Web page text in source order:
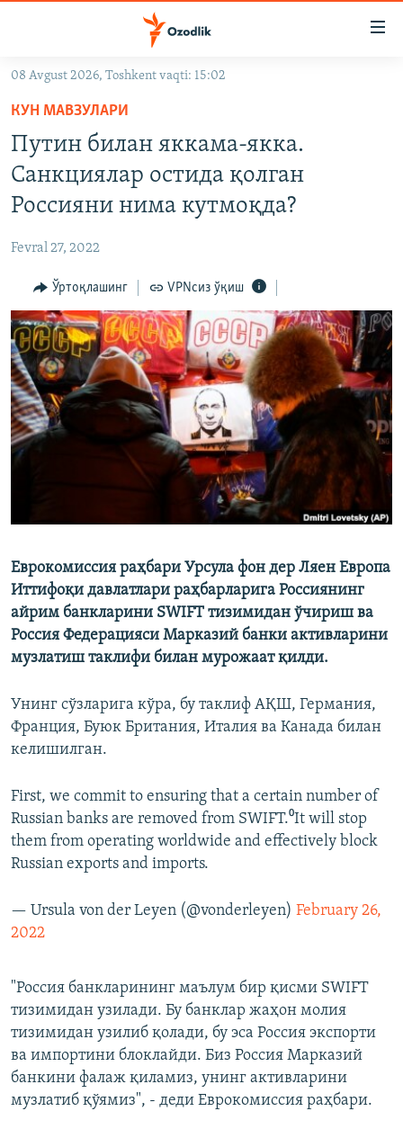
Асосий
навигацияга
ўтинг
Қидиришга
ўтинг
OZODVIDEO
OZODARXIV
На русском
ИЖТИМОИЙ ТАРМОҚЛАР
Озодлик бошқа тилларда
08 Avgust 2026, Toshkent vaqti: 15:02
КУН МАВЗУЛАРИ
Путин билан яккама-якка.
Санкциялар остида қолган
Россияни нима кутмоқда?
Fevral 27, 2022
Ўртоқлашинг VPNсиз ўқиш
Еврокомиссия раҳбари Урсула фон дер Ляен Европа
Иттифоқи давлатлари раҳбарларига Россиянинг
айрим банкларини SWIFT тизимидан ўчириш ва
Россия Федерацияси Марказий банки активларини
музлатиш таклифи билан мурожаат қилди.
Унинг сўзларига кўра, бу таклиф АҚШ, Германия,
Франция, Буюк Британия, Италия ва Канада билан
келишилган.
First, we commit to ensuring that a certain number of
Russian banks are removed from SWIFT.⁰It will stop
them from operating worldwide and effectively block
Russian exports and imports.
— Ursula von der Leyen (@vonderleyen) February 26,
2022
"Россия банкларининг маълум бир қисми SWIFT
тизимидан узилади. Бу банклар жаҳон молия
тизимидан узилиб қолади, бу эса Россия экспорти
ва импортини блоклайди. Биз Россия Марказий
банкини фалаж қиламиз, унинг активларини
музлатиб қўямиз", - деди Еврокомиссия раҳбари.